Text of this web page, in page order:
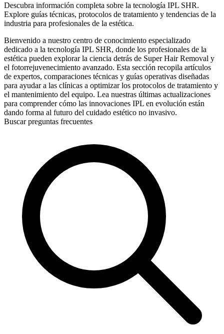
Descubra información completa sobre la tecnología IPL SHR.
Explore guías técnicas, protocolos de tratamiento y tendencias de la
industria para profesionales de la estética.
Bienvenido a nuestro centro de conocimiento especializado
dedicado a la tecnología IPL SHR, donde los profesionales de la
estética pueden explorar la ciencia detrás de Super Hair Removal y
el fotorrejuvenecimiento avanzado. Esta sección recopila artículos
de expertos, comparaciones técnicas y guías operativas diseñadas
para ayudar a las clínicas a optimizar los protocolos de tratamiento y
el mantenimiento del equipo. Lea nuestras últimas actualizaciones
para comprender cómo las innovaciones IPL en evolución están
dando forma al futuro del cuidado estético no invasivo.
Buscar preguntas frecuentes